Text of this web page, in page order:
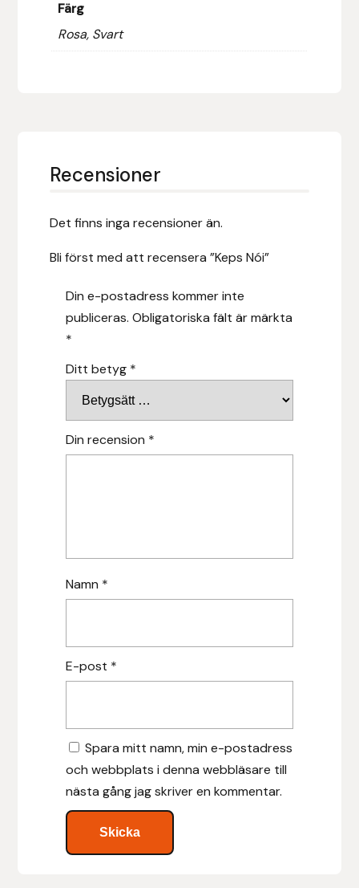
Färg
Rosa, Svart
Recensioner
Det finns inga recensioner än.
Bli först med att recensera ”Keps Nói”
Din e-postadress kommer inte
publiceras. Obligatoriska fält är märkta
*
Ditt betyg *
Din recension *
Namn *
E-post *
Spara mitt namn, min e-postadress
och webbplats i denna webbläsare till
nästa gång jag skriver en kommentar.
G Boots
Horse Guard
J&S Saddlery
Karlslund
Klisterdekaler.se
Ky Rotary Bit